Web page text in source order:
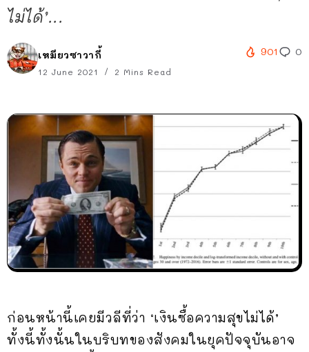
ไม่ได้’...
เหมียวซาวากี้
12 June 2021 2 Mins Read
901 0
ก่อนหน้านี้เคยมีวลีที่ว่า ‘เงินซื้อความสุขไม่ได้’
ทั้งนี้ทั้งนั้นในบริบทของสังคมในยุคปัจจุบันอาจ